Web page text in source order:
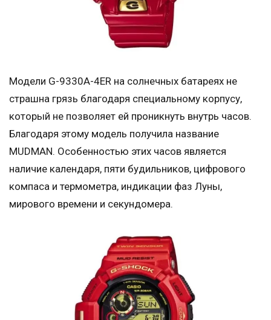
Модели G-9330A-4ER на солнечных батареях не
страшна грязь благодаря специальному корпусу,
который не позволяет ей проникнуть внутрь часов.
Благодаря этому модель получила название
MUDMAN. Особенностью этих часов является
наличие календаря, пяти будильников, цифрового
компаса и термометра, индикации фаз Луны,
мирового времени и секундомера.